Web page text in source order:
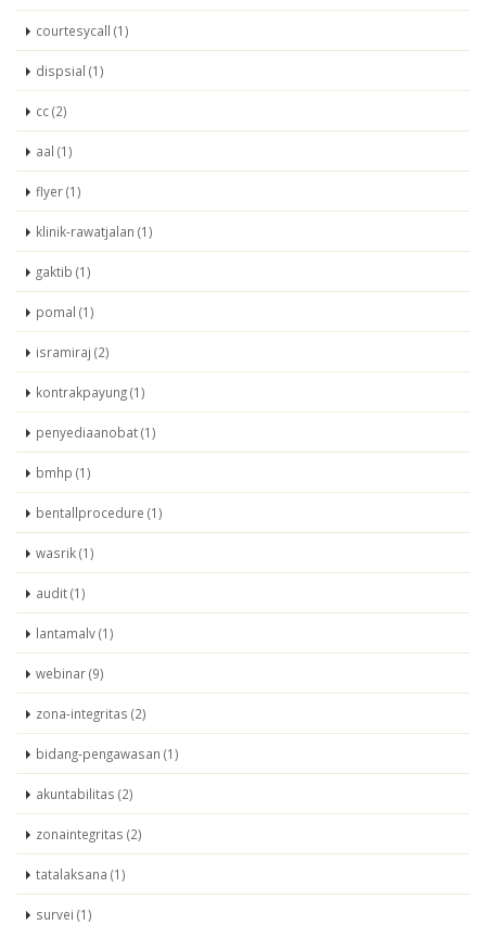
courtesycall (1)
dispsial (1)
cc (2)
aal (1)
flyer (1)
klinik-rawatjalan (1)
gaktib (1)
pomal (1)
isramiraj (2)
kontrakpayung (1)
penyediaanobat (1)
bmhp (1)
bentallprocedure (1)
wasrik (1)
audit (1)
lantamalv (1)
webinar (9)
zona-integritas (2)
bidang-pengawasan (1)
akuntabilitas (2)
zonaintegritas (2)
tatalaksana (1)
survei (1)